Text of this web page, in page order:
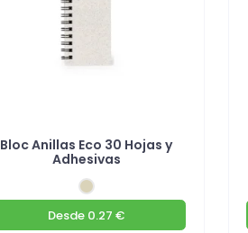
Bloc Anillas Eco 30 Hojas y
Adhesivas
Desde 0.27 €